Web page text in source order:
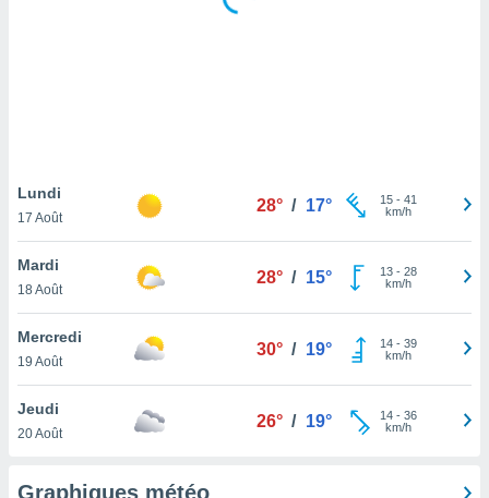
notre
que
et que
Lundi
17 Août
28° / 17° 15- 41
km/h
Mardi
18 Août
28° / 15° 13- 28
km/h
Mercredi
19 Août
30° / 19° 14- 39
km/h
Jeudi
20 Août
26° / 19° 14- 36
km/h
Graphiques météo